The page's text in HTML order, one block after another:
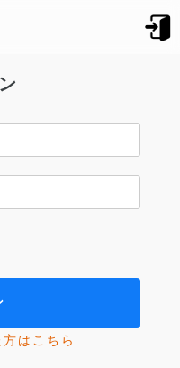
はこちら